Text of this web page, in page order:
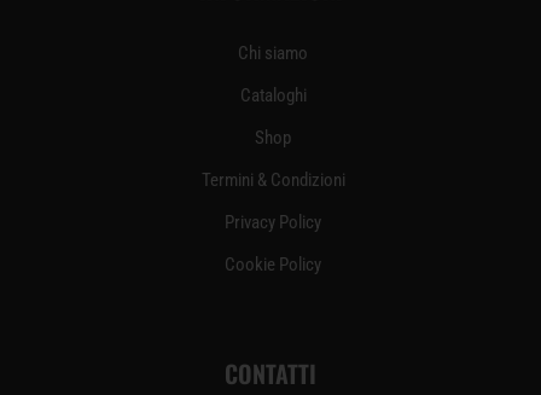
Chi siamo
Cataloghi
Shop
Termini & Condizioni
Privacy Policy
Cookie Policy
CONTATTI